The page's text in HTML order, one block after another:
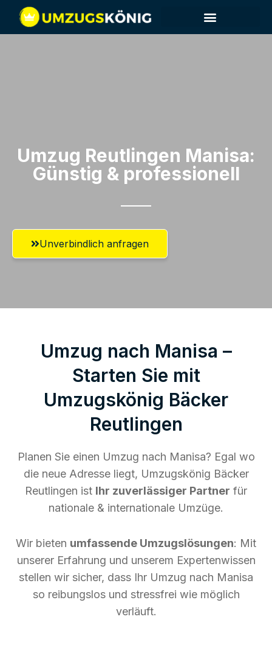
Umzug Reutlingen​ Manisa:
Günstig & professionell​
Unverbindlich anfragen
Umzug nach Manisa –
Starten Sie mit
Umzugskönig Bäcker
Reutlingen
Planen Sie einen Umzug nach Manisa? Egal wo
die neue Adresse liegt, Umzugskönig Bäcker
Reutlingen ist Ihr zuverlässiger Partner für
nationale & internationale Umzüge.
Wir bieten umfassende Umzugslösungen: Mit
unserer Erfahrung und unserem Expertenwissen
stellen wir sicher, dass Ihr Umzug nach Manisa
so reibungslos und stressfrei wie möglich
verläuft.